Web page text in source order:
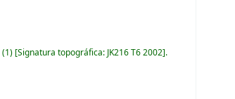
(1) Signatura topográfica: JK216 T6 2002 .